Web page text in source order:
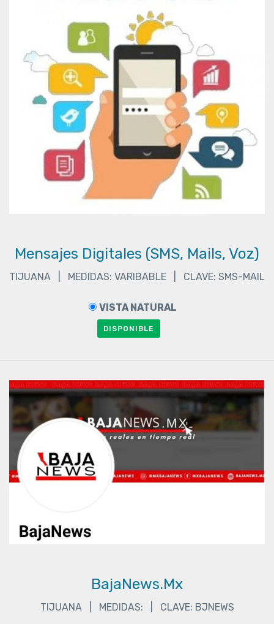
Mensajes Digitales (SMS, Mails, Voz)
TIJUANA | MEDIDAS: VARIBABLE | CLAVE: SMS-MAIL
VISTA NATURAL
DISPONIBLE
BajaNews.Mx
TIJUANA | MEDIDAS: | CLAVE: BJNEWS